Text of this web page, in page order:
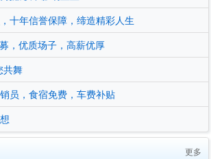
十年信誉保障，缔造精彩人生
，优质场子，高薪优厚
共舞
员，食宿免费，车费补贴
更多